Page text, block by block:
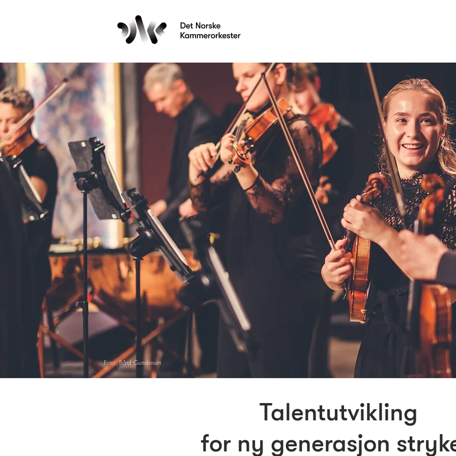
Les mer
Foto: Bård Gundersen
Talentutvikling
for ny generasjon